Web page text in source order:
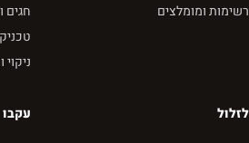
רשימות ומומלצים
חגים
לזלול
עקבו